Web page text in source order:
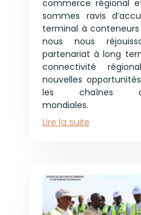
commerce régional
sommes ravis
terminal à
nous nous
partenariat à long
connectivité
nouvelles
les chaînes
mondiales.
Lire la suite